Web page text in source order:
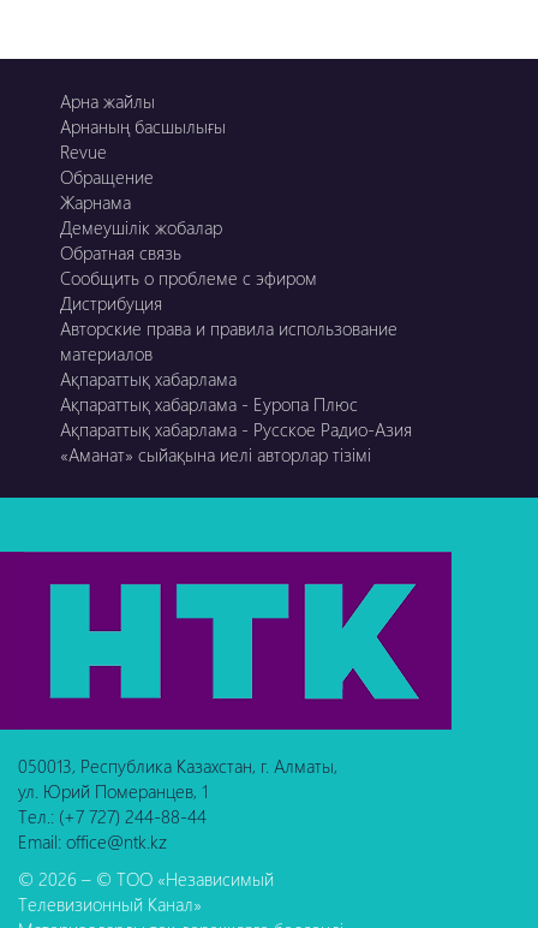
Арна жайлы
Арнаның басшылығы
Revue
Обращение
Жарнама
Демеушілік жобалар
Обратная связь
Сообщить о проблеме с эфиром
Дистрибуция
Авторские права и правила использование
материалов
Ақпараттық хабарлама
Ақпараттық хабарлама - Еуропа Плюс
Ақпараттық хабарлама - Русское Радио-Азия
«Аманат» сыйақына иелі авторлар тізімі
050013, Республика Казахстан, г. Алматы,
ул. Юрий Померанцев, 1
Тел.: (+7 727) 244-88-44
Email: office@ntk.kz
© 2026 – © ТОО «Независимый
Телевизионный Канал»